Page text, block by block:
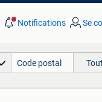
Notifications Se